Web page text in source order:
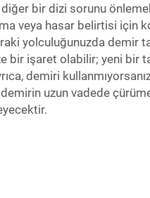
bir dizi sorunu
veya hasar belirtisi için
yolculuğunuzda demir
bir işaret olabilir; yeni bir
demiri
uzun vadede